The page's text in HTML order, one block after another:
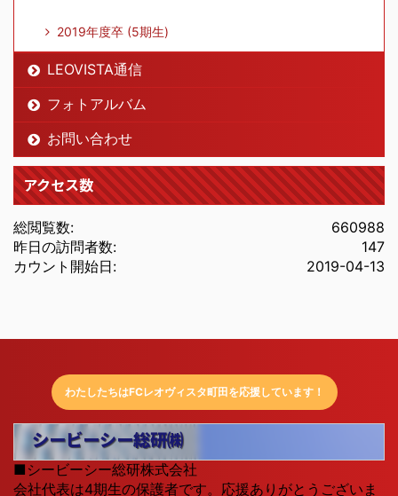
2026.03.31試合結果(1.2.3学年)
た。
2026.03.28
ました。スケジュール
2026.03.25試合結果(全学年)をUPしまし
た。
2026.03.16
をUPしまし
た。
た。
2026.03.01試合結果(3.5.6学年)をUPしまし
た。
2026.02.23試合結果(全学年)をUPしまし
た。
2019年度卒 (5期生)
LEOVISTA通信
フォトアルバム
お問い合わせ
アクセス数
660988
総閲覧数:
147
昨日の訪問者数:
2019-04-13
カウント開始日:
わたしたちはFCレオヴィスタ町田を応援しています！
シービーシー総研㈱
■シービーシー総研株式会社
会社代表は4期生の保護者です。応援ありがとうございま